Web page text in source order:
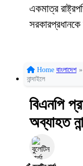
একমাত্র
Home বাংলাদেশ »
নান্দাইলে
বিএনপি
অব্যাহত